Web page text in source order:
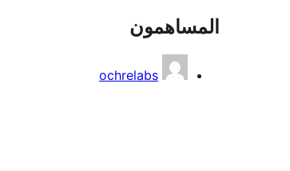
المساهمون
ochrelabs